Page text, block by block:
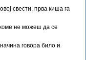
свести, прва киша га
не можеш да се
говора било и